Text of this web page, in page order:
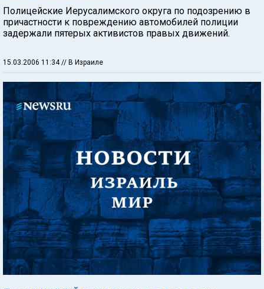
Полицейские Иерусалимского округа по подозрению в
причастности к повреждению автомобилей полиции
задержали пятерых активистов правых движений.
15.03.2006 11:34 // В Израиле